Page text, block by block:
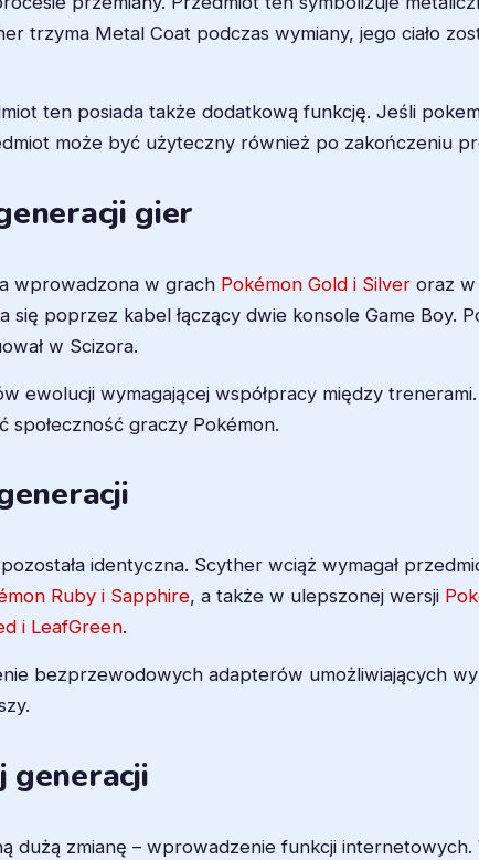
trzyma Metal Coat podczas wymiany, jego ciało
ten posiada także dodatkową funkcję. Jeśli
może być użyteczny również po zakończeniu
gier
wprowadzona w grach Pokémon Gold i Silver oraz
się poprzez kabel łączący dwie konsole Game
w Scizora.
ewolucji wymagającej współpracy między
graczy Pokémon.
identyczna. Scyther wciąż wymagał
Ruby i Sapphire, a także w ulepszonej wersji
i LeafGreen.
bezprzewodowych adapterów umożliwiających
generacji
dużą zmianę – wprowadzenie funkcji internetowych.